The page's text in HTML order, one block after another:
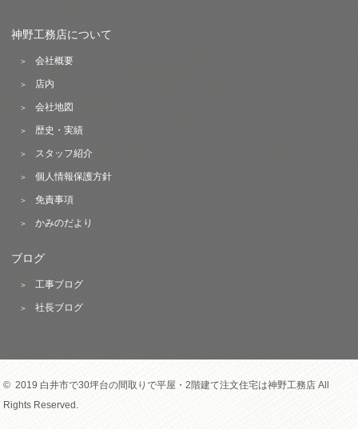
神野工務店について
会社概要
店内
会社地図
歴史・実績
スタッフ紹介
個人情報保護方針
免責事項
かみのだより
ブログ
工事ブログ
社長ブログ
© 2019 白井市で30坪台の間取りで平屋・2階建て注文住宅は神野工務店 All
Rights Reserved.